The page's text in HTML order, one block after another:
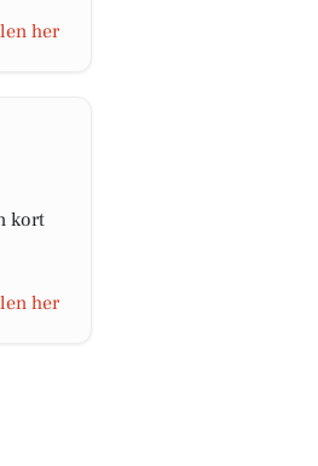
her
kort
her